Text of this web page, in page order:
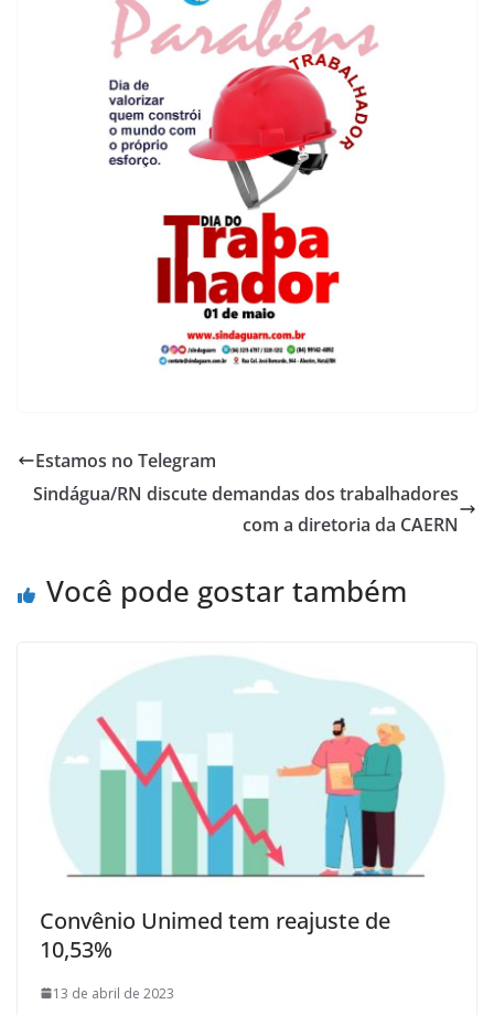
Estamos no Telegram
Sindágua/RN discute demandas dos trabalhadores
com a diretoria da CAERN
Você pode gostar também
Convênio Unimed tem reajuste de
10,53%
13 de abril de 2023